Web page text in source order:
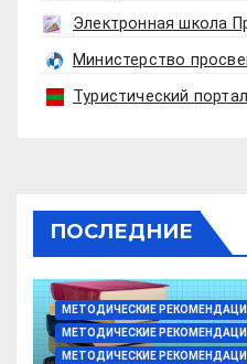
Электронная школа
Министерство
Туристический
ПОСЛЕДНИЕ
МЕТОДИЧЕСКИЕ
МЕТОДИЧЕСКИЕ
МЕТОДИЧЕСКИЕ